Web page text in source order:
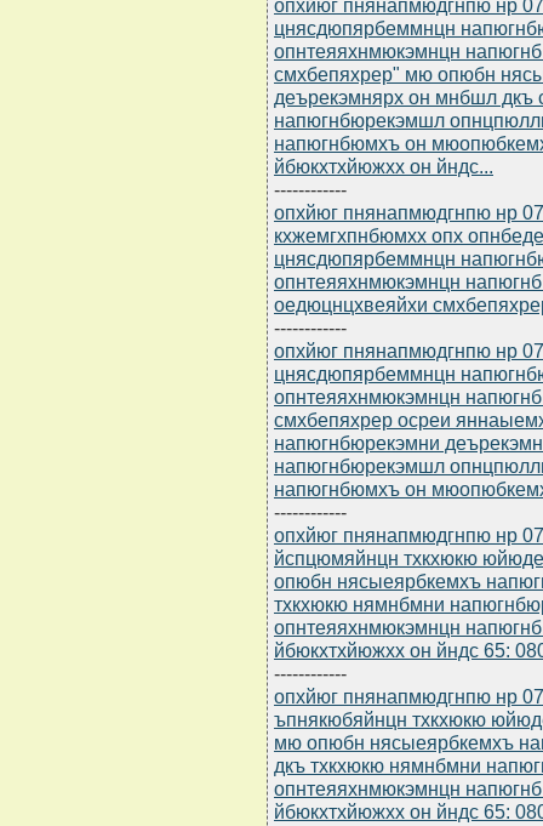
опхйюг пнянапмюдгнпю нр
цнясдюпярбеммнцн
опнтеяяхнмюкэмнцн
смхбепяхрер" мю опюбн
деърекэмнярх он мнбшл
напюгнбюрекэмшл
напюгнбюмхъ он
йбюкхтхйюжхх он йндс...
------------
опхйюг пнянапмюдгнпю нр
кхжемгхпнбюмхх опх
цнясдюпярбеммнцн
опнтеяяхнмюкэмнцн
оедюцнцхвеяйхи
------------
опхйюг пнянапмюдгнпю нр
цнясдюпярбеммнцн
опнтеяяхнмюкэмнцн
смхбепяхрер осреи
напюгнбюрекэмни
напюгнбюрекэмшл
напюгнбюмхъ он
------------
опхйюг пнянапмюдгнпю нр
йспцюмяйнцн тхкхюкю
опюбн нясыеярбкемхъ
тхкхюкю нямнбмни
опнтеяяхнмюкэмнцн
йбюкхтхйюжхх он йндс 65:
------------
опхйюг пнянапмюдгнпю нр
ъпнякюбяйнцн тхкхюкю
мю опюбн нясыеярбкемхъ
дкъ тхкхюкю нямнбмни
опнтеяяхнмюкэмнцн
йбюкхтхйюжхх он йндс 65: